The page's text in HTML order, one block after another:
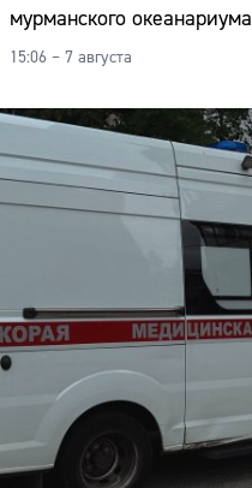
мурманского океанариума
15:06 – 7 августа